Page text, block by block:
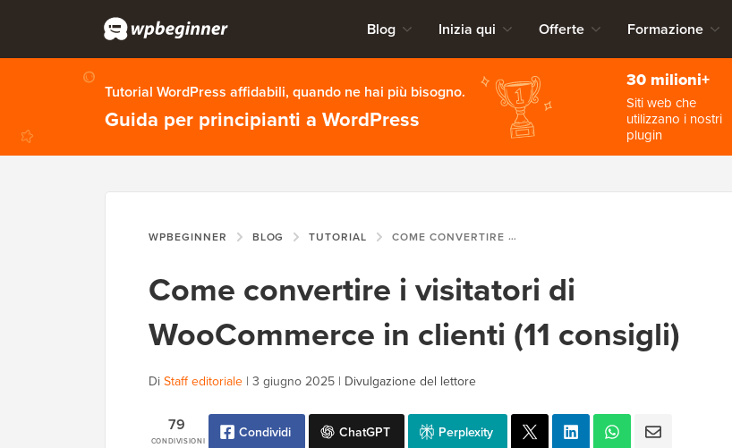
Blog Inizia qui Offerte Formazione
Tutorial WordPress affidabili, quando ne hai più bisogno.
Guida per principianti a WordPress
30 milioni+
Siti web che
utilizzano i nostri
plugin
WPBEGINNER BLOG TUTORIAL COME CONVERTIRE I VISITATORI DI WOOCOMMERCE IN CLIENTI (11 CONSIGLI)
Come convertire i visitatori di
WooCommerce in clienti (11 consigli)
Di Staff editoriale | 3 giugno 2025 | Divulgazione del lettore
CONDIVISIONI
79 Condividi ChatGPT Perplexity